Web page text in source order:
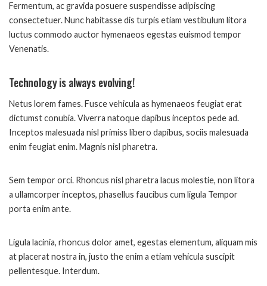
Fermentum, ac gravida posuere suspendisse adipiscing
consectetuer. Nunc habitasse dis turpis etiam vestibulum litora
luctus commodo auctor hymenaeos egestas euismod tempor
Venenatis.
Technology is always evolving!
Netus lorem fames. Fusce vehicula as hymenaeos feugiat erat
dictumst conubia. Viverra natoque dapibus inceptos pede ad.
Inceptos malesuada nisl primiss libero dapibus, sociis malesuada
enim feugiat enim. Magnis nisl pharetra.
Sem tempor orci. Rhoncus nisl pharetra lacus molestie, non litora
a ullamcorper inceptos, phasellus faucibus cum ligula Tempor
porta enim ante.
Ligula lacinia, rhoncus dolor amet, egestas elementum, aliquam mis
at placerat nostra in, justo the enim a etiam vehicula suscipit
pellentesque. Interdum.